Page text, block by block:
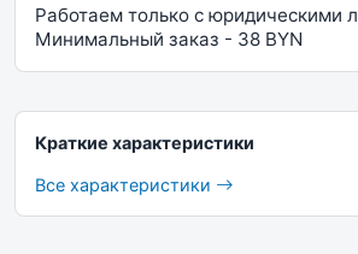
Работаем только с юридическими
Минимальный заказ - 38 BYN
Краткие характеристики
Все характеристики